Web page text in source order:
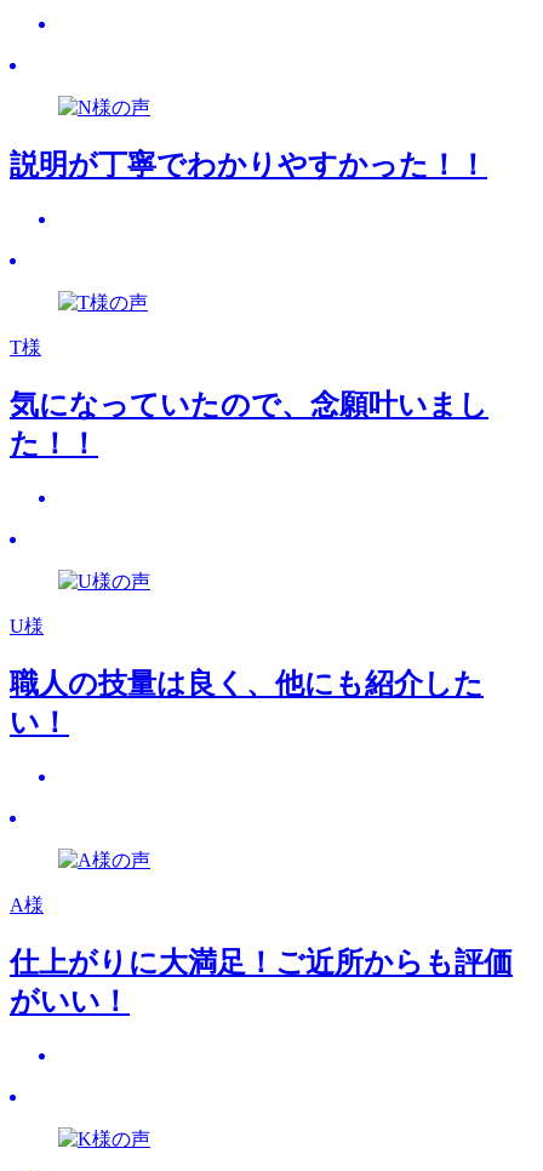
説明が丁寧でわかりやすかった！！
T様
気になっていたので、念願叶いまし
た！！
U様
職人の技量は良く、他にも紹介した
い！
A様
仕上がりに大満足！ご近所からも評価
がいい！